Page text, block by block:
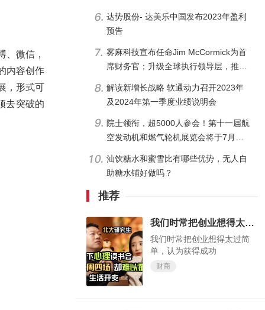
、微信，
内容创作
，形式可
去突破的
达势股份- 达美乐中国发布2023年盈利
预告
雾麻科技宣布任命Jim McCormick为首
席财务官；升级全球执行领导层，推动
解读新增长战略 软通动力召开2023年
及2024年第一季度业绩说明会
院士领衔，超5000人参会！第十一届航
空发动机和燃气轮机展览会将于7月在
汕饮糖水和蜜雪比有哪些优势，无人自
助糖水铺好做吗？
推荐
我们时常把创业想得太过简单，认为获得成功轻而易举
我们时常把创业想得太过简
单，认为获得成功
财商